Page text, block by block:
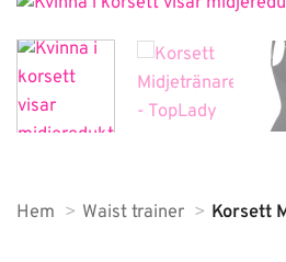
Hem Waist trainer Korsett